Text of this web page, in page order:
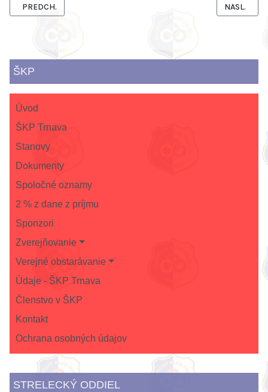
PREDCHÁDZAJÚCI ČLÁNOK: VÝKONNOSTNÉ SKUPINY ŠKP TRNAVA
PREDCH. NASL.
ŠKP
Úvod
ŠKP Trnava
Stanovy
Dokumenty
Spoločné oznamy
2 % z dane z príjmu
Sponzori
Zverejňovanie
Verejné obstarávanie
Údaje - ŠKP Trnava
Členstvo v ŠKP
Kontakt
Ochrana osobných údajov
STRELECKÝ ODDIEL